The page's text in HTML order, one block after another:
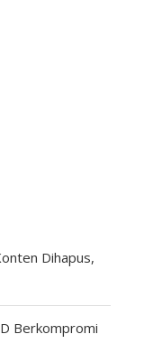
Dihapus,
Berkompromi